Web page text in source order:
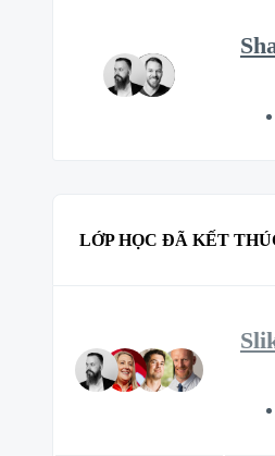
LỚP HỌC ĐÃ KẾT